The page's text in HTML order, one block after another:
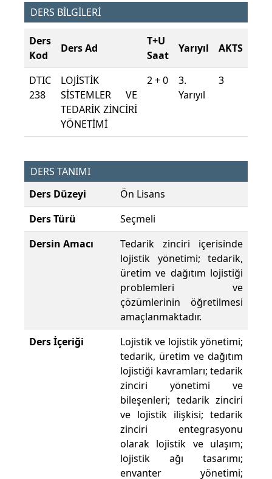
DERS BİLGİLERİ
Ders
Kod
Ders Ad
T+U
Saat
Yarıyıl AKTS
DTIC
238
LOJİSTİK
SİSTEMLER VE
TEDARİK ZİNCİRİ
YÖNETİMİ
2 + 0
3.
Yarıyıl
3
DERS TANIMI
Ders Düzeyi
Ön Lisans
Ders Türü
Seçmeli
Dersin Amacı
Tedarik zinciri içerisinde
lojistik yönetimi; tedarik,
üretim ve dağıtım lojistiği
problemleri ve
çözümlerinin öğretilmesi
amaçlanmaktadır.
Ders İçeriği
Lojistik ve lojistik yönetimi;
tedarik, üretim ve dağıtım
lojistiği kavramları; tedarik
zinciri yönetimi ve
bileşenleri; tedarik zinciri
ve lojistik ilişkisi; tedarik
zinciri entegrasyonu
olarak lojistik ve ulaşım;
lojistik ağı tasarımı;
envanter yönetimi;